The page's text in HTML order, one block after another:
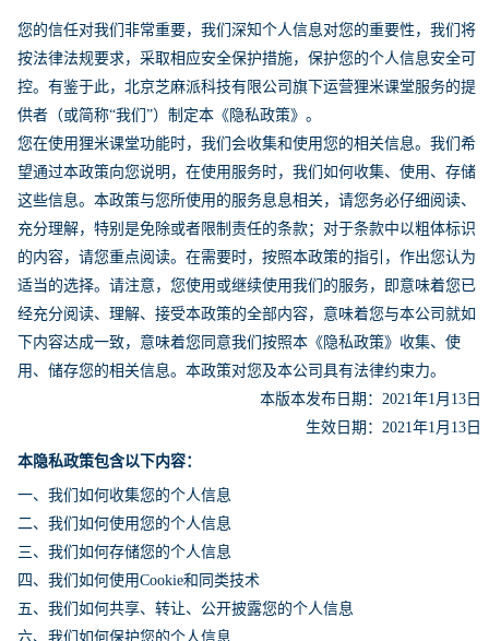
您的信任对我们非常重要，我们深知个人信息对您的重要性，我们将
按法律法规要求，采取相应安全保护措施，保护您的个人信息安全可
控。有鉴于此，北京芝麻派科技有限公司旗下运营狸米课堂服务的提
供者（或简称“我们”）制定本《隐私政策》。
您在使用狸米课堂功能时，我们会收集和使用您的相关信息。我们希
望通过本政策向您说明，在使用服务时，我们如何收集、使用、存储
这些信息。本政策与您所使用的服务息息相关，请您务必仔细阅读、
充分理解，特别是免除或者限制责任的条款；对于条款中以粗体标识
的内容，请您重点阅读。在需要时，按照本政策的指引，作出您认为
适当的选择。请注意，您使用或继续使用我们的服务，即意味着您已
经充分阅读、理解、接受本政策的全部内容，意味着您与本公司就如
下内容达成一致，意味着您同意我们按照本《隐私政策》收集、使
用、储存您的相关信息。本政策对您及本公司具有法律约束力。
本版本发布日期：2021年1月13日
生效日期：2021年1月13日
本隐私政策包含以下内容：
一、我们如何收集您的个人信息
二、我们如何使用您的个人信息
三、我们如何存储您的个人信息
四、我们如何使用Cookie和同类技术
五、我们如何共享、转让、公开披露您的个人信息
六、我们如何保护您的个人信息